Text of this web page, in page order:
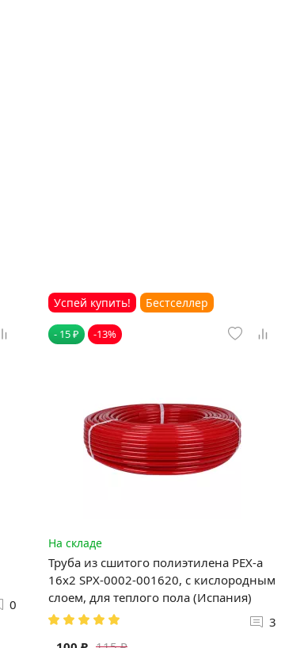
0
Успей купить! Бестселлер
- 15 ₽ -13%
На складе
Труба из сшитого полиэтилена PEX-a
16х2 SPX-0002-001620, с кислородным
слоем, для теплого пола (Испания)
3